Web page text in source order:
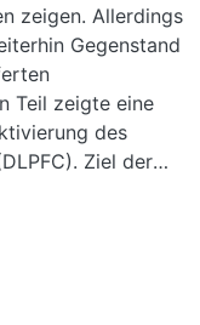
zeigen. Allerdings
Gegenstand
Teil zeigte eine
des
Ziel der
leisten. Dafür
28 gesunden
verschiedene
- eine